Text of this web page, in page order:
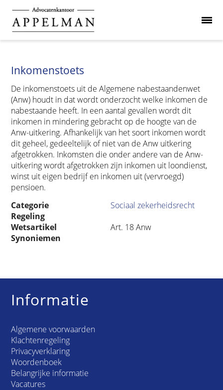
Inkomenstoets
De inkomenstoets uit de Algemene nabestaandenwet
(Anw) houdt in dat wordt onderzocht welke inkomen de
nabestaande heeft. In een aantal gevallen wordt dit
inkomen in mindering gebracht op de hoogte van de
Anw-uitkering. Afhankelijk van het soort inkomen wordt
dit geheel, gedeeltelijk of niet van de Anw uitkering
afgetrokken. Inkomsten die onder andere van de Anw-
uitkering wordt afgetrokken zijn inkomen uit loondienst,
winst uit eigen bedrijf en inkomen uit (vervroegd)
pensioen.
Categorie
Sociaal zekerheidsrecht
Regeling
Wetsartikel
Art. 18 Anw
Synoniemen
Informatie
Algemene voorwaarden
Klachtenregeling
Privacyverklaring
Woordenboek
Belangrijke informatie
Vacatures